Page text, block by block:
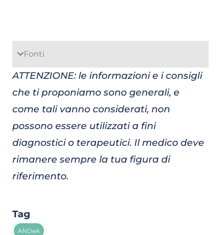
Fonti
ATTENZIONE: le informazioni e i consigli
che ti proponiamo sono generali, e
come tali vanno considerati, non
possono essere utilizzati a fini
diagnostici o terapeutici. Il medico deve
rimanere sempre la tua figura di
riferimento.
Tag
ANDeA